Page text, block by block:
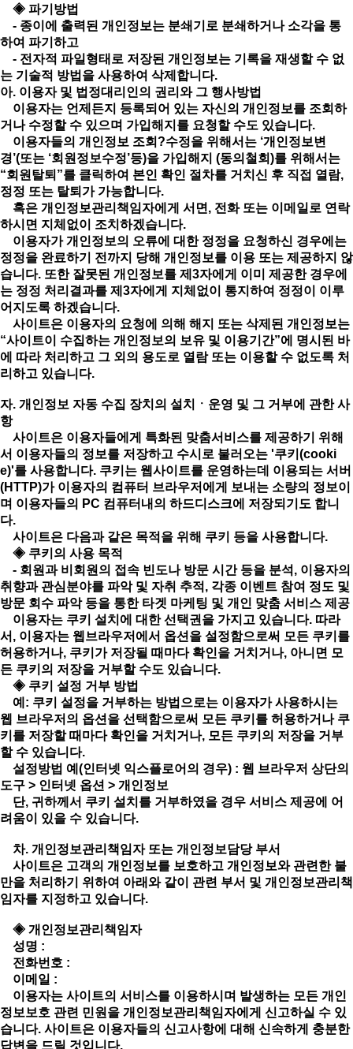
◈ 파기방법
- 종이에 출력된 개인정보는 분쇄기로 분쇄하거나 소각을 통
하여 파기하고
- 전자적 파일형태로 저장된 개인정보는 기록을 재생할 수 없
는 기술적 방법을 사용하여 삭제합니다.
아. 이용자 및 법정대리인의 권리와 그 행사방법
이용자는 언제든지 등록되어 있는 자신의 개인정보를 조회하
거나 수정할 수 있으며 가입해지를 요청할 수도 있습니다.
이용자들의 개인정보 조회?수정을 위해서는 ‘개인정보변
경’(또는 ‘회원정보수정’등)을 가입해지 (동의철회)를 위해서는
“회원탈퇴”를 클릭하여 본인 확인 절차를 거치신 후 직접 열람,
정정 또는 탈퇴가 가능합니다.
혹은 개인정보관리책임자에게 서면, 전화 또는 이메일로 연락
하시면 지체없이 조치하겠습니다.
이용자가 개인정보의 오류에 대한 정정을 요청하신 경우에는
정정을 완료하기 전까지 당해 개인정보를 이용 또는 제공하지 않
습니다. 또한 잘못된 개인정보를 제3자에게 이미 제공한 경우에
는 정정 처리결과를 제3자에게 지체없이 통지하여 정정이 이루
어지도록 하겠습니다.
사이트은 이용자의 요청에 의해 해지 또는 삭제된 개인정보는
“사이트이 수집하는 개인정보의 보유 및 이용기간”에 명시된 바
에 따라 처리하고 그 외의 용도로 열람 또는 이용할 수 없도록 처
리하고 있습니다.
자. 개인정보 자동 수집 장치의 설치ㆍ운영 및 그 거부에 관한 사
항
사이트은 이용자들에게 특화된 맞춤서비스를 제공하기 위해
서 이용자들의 정보를 저장하고 수시로 불러오는 '쿠키(cooki
e)'를 사용합니다. 쿠키는 웹사이트를 운영하는데 이용되는 서버
(HTTP)가 이용자의 컴퓨터 브라우저에게 보내는 소량의 정보이
며 이용자들의 PC 컴퓨터내의 하드디스크에 저장되기도 합니
다.
사이트은 다음과 같은 목적을 위해 쿠키 등을 사용합니다.
◈ 쿠키의 사용 목적
- 회원과 비회원의 접속 빈도나 방문 시간 등을 분석, 이용자의
취향과 관심분야를 파악 및 자취 추적, 각종 이벤트 참여 정도 및
방문 회수 파악 등을 통한 타겟 마케팅 및 개인 맞춤 서비스 제공
이용자는 쿠키 설치에 대한 선택권을 가지고 있습니다. 따라
서, 이용자는 웹브라우저에서 옵션을 설정함으로써 모든 쿠키를
허용하거나, 쿠키가 저장될 때마다 확인을 거치거나, 아니면 모
든 쿠키의 저장을 거부할 수도 있습니다.
◈ 쿠키 설정 거부 방법
예: 쿠키 설정을 거부하는 방법으로는 이용자가 사용하시는
웹 브라우저의 옵션을 선택함으로써 모든 쿠키를 허용하거나 쿠
키를 저장할 때마다 확인을 거치거나, 모든 쿠키의 저장을 거부
할 수 있습니다.
설정방법 예(인터넷 익스플로어의 경우) : 웹 브라우저 상단의
도구 > 인터넷 옵션 > 개인정보
단, 귀하께서 쿠키 설치를 거부하였을 경우 서비스 제공에 어
려움이 있을 수 있습니다.
차. 개인정보관리책임자 또는 개인정보담당 부서
사이트은 고객의 개인정보를 보호하고 개인정보와 관련한 불
만을 처리하기 위하여 아래와 같이 관련 부서 및 개인정보관리책
임자를 지정하고 있습니다.
◈ 개인정보관리책임자
성명 :
전화번호 :
이메일 :
이용자는 사이트의 서비스를 이용하시며 발생하는 모든 개인
정보보호 관련 민원을 개인정보관리책임자에게 신고하실 수 있
습니다. 사이트은 이용자들의 신고사항에 대해 신속하게 충분한
답변을 드릴 것입니다.